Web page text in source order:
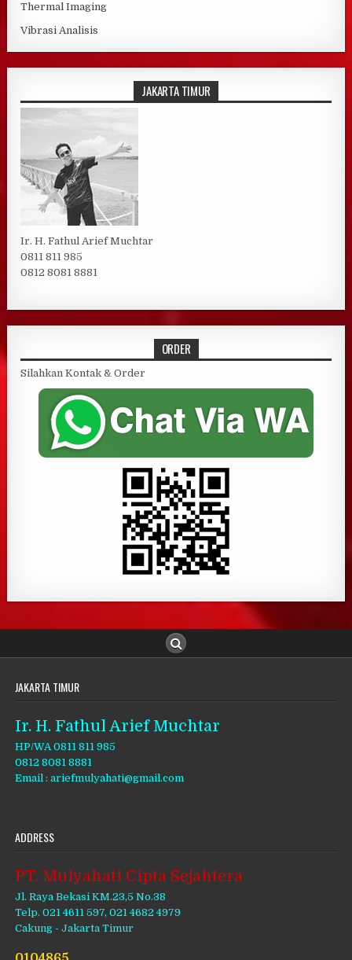
Thermal Imaging
Vibrasi Analisis
JAKARTA TIMUR
Ir. H. Fathul Arief Muchtar
0811 811 985
0812 8081 8881
ORDER
Silahkan Kontak & Order
JAKARTA TIMUR
Ir. H. Fathul Arief Muchtar
HP/WA 0811 811 985
0812 8081 8881
Email : ariefmulyahati@gmail.com
ADDRESS
PT. Mulyahati Cipta Sejahtera
Jl. Raya Bekasi KM.23,5 No.38
Telp. 021 4611 597, 021 4682 4979
Cakung - Jakarta Timur